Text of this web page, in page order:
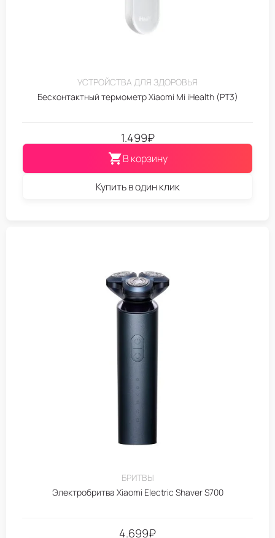
УСТРОЙСТВА ДЛЯ ЗДОРОВЬЯ
Бесконтактный термометр Xiaomi Mi iHealth (PT3)
1.499₽
В корзину
Купить в один клик
БРИТВЫ
Электробритва Xiaomi Electric Shaver S700
4.699₽